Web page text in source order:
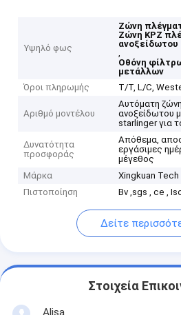
Υψηλό φως
Ζώνη
Ζώνη KPZ
ανοξείδωτου
,
Οθόνη
μετάλλων
Όροι πληρωμής
T/T, L/C,
Αριθμό μοντέλου
Αυτόματη
ανοξείδωτου
starlinger για
Δυνατότητα
προσφοράς
Απόθεμα,
εργάσιμες
μέγεθος
Μάρκα
Xingkuan Tech
Πιστοποίηση
Bv ,sgs , ce ,
Δείτε
Στοιχεία
Alisa